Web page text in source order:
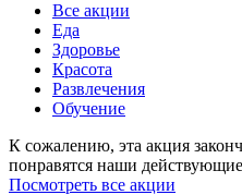
Все акции
Еда
Здоровье
Красота
Развлечения
Обучение
К сожалению, эта акция
понравятся наши
Посмотреть все акции